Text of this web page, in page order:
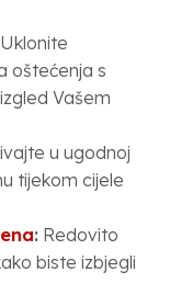
Uklonite
oštećenja s
Vašem
u ugodnoj
tijekom cijele
: Redovito
biste izbjegli